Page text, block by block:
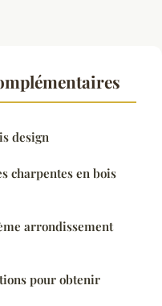
design
charpentes en bois
arrondissement
pour obtenir